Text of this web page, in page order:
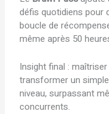
défis quotidiens pour
boucle de
même après 50
Insight final :
transformer un
niveau, surpassant
concurrents.